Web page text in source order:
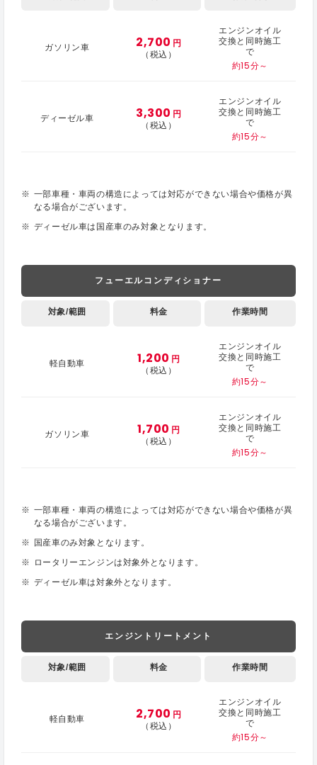
ガソリン車 2,700 円
（税込）
エンジンオイル
交換と同時施工
で
約15分～
ディーゼル車 3,300 円
（税込）
エンジンオイル
交換と同時施工
で
約15分～
一部車種・車両の構造によっては対応ができない場合や価格が異
なる場合がございます。
ディーゼル車は国産車のみ対象となります。
フューエルコンディショナー
対象/範囲 料金 作業時間
軽自動車 1,200 円
（税込）
エンジンオイル
交換と同時施工
で
約15分～
ガソリン車 1,700 円
（税込）
エンジンオイル
交換と同時施工
で
約15分～
一部車種・車両の構造によっては対応ができない場合や価格が異
なる場合がございます。
国産車のみ対象となります。
ロータリーエンジンは対象外となります。
ディーゼル車は対象外となります。
エンジントリートメント
対象/範囲 料金 作業時間
軽自動車 2,700 円
（税込）
エンジンオイル
交換と同時施工
で
約15分～